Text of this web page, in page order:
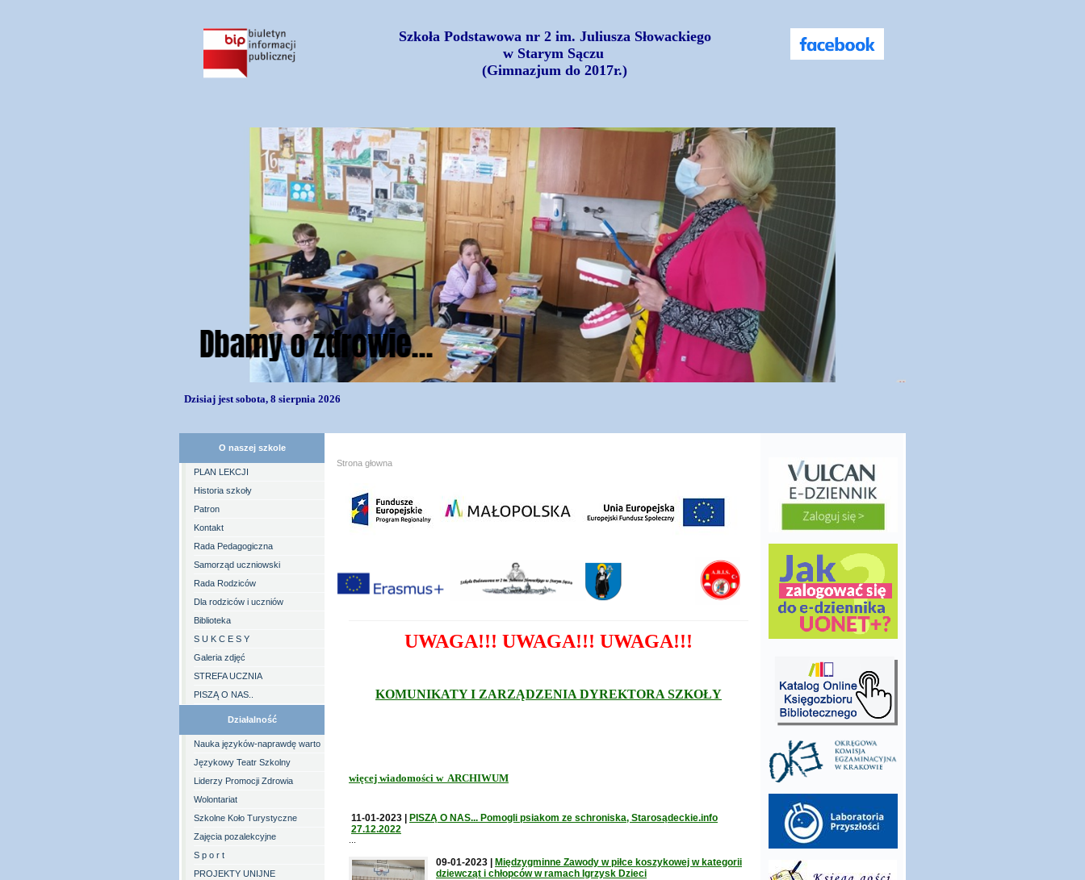
Szkoła Podstawowa nr 2 im. Juliusza Słowackiego
w Starym Sączu
(Gimnazjum do 2017r.)
Dbamy o zdrowie...
Dzisiaj jest sobota, 8 sierpnia 2026
O naszej szkole
PLAN LEKCJI
Historia szkoły
Patron
Kontakt
Rada Pedagogiczna
Samorząd uczniowski
Rada Rodziców
Dla rodziców i uczniów
Biblioteka
S U K C E S Y
Galeria zdjęć
STREFA UCZNIA
PISZĄ O NAS..
Działalność
Nauka języków-naprawdę warto
Językowy Teatr Szkolny
Liderzy Promocji Zdrowia
Wolontariat
Szkolne Koło Turystyczne
Zajęcia pozalekcyjne
S p o r t
PROJEKTY UNIJNE
Strona głowna
UWAGA!!! UWAGA!!! UWAGA!!!
KOMUNIKATY I ZARZĄDZENIA DYREKTORA SZKOŁY
więcej wiadomości w ARCHIWUM
11-01-2023 |
PISZĄ O NAS... Pomogli psiakom ze schroniska, Starosądeckie.info
27.12.2022
09-01-2023 |
Międzygminne Zawody w piłce koszykowej w kategorii
dziewcząt i chłopców w ramach Igrzysk Dzieci